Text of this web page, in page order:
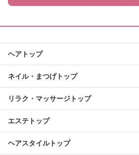
ヘアトップ
ネイル・まつげトップ
リラク・マッサージトップ
エステトップ
ヘアスタイルトップ